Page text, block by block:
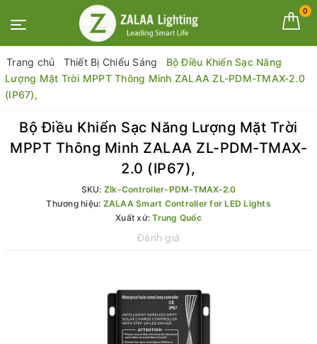
0
Trang chủ Thiết Bị Chiếu Sáng
Bộ Điều Khiển Sạc Năng
Lượng Mặt Trời MPPT Thông Minh ZALAA ZL-PDM-TMAX-2.0
(IP67),
Bộ Điều Khiển Sạc Năng Lượng Mặt Trời
MPPT Thông Minh ZALAA ZL-PDM-TMAX-
2.0 (IP67),
SKU: Zlk-Controller-PDM-TMAX-2.0
Thương hiệu: ZALAA Smart Controller for LED Lights
Xuất xứ:Trung Quốc
Đánh giá